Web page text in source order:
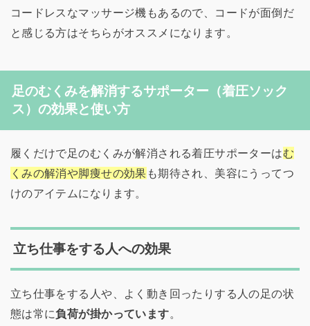
コードレスなマッサージ機もあるので、コードが面倒だ
と感じる方はそちらがオススメになります。
足のむくみを解消するサポーター（着圧ソック
ス）の効果と使い方
履くだけで足のむくみが解消される着圧サポーターはむ
くみの解消や脚痩せの効果 も期待され、美容にうってつ
けのアイテムになります。
立ち仕事をする人への効果
立ち仕事をする人や、よく動き回ったりする人の足の状
態は常に負荷が掛かっています。